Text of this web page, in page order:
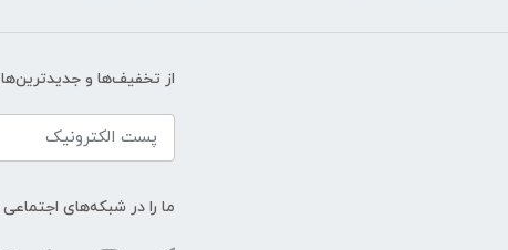
از تخفیف‌ها و
ما را در شبکه‌های اجتماعی